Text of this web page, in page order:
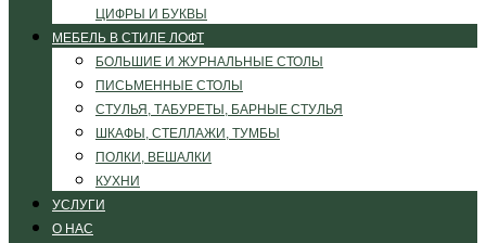
ЦИФРЫ И БУКВЫ
МЕБЕЛЬ В СТИЛЕ ЛОФТ
БОЛЬШИЕ И ЖУРНАЛЬНЫЕ СТОЛЫ
ПИСЬМЕННЫЕ СТОЛЫ
СТУЛЬЯ, ТАБУРЕТЫ, БАРНЫЕ СТУЛЬЯ
ШКАФЫ, СТЕЛЛАЖИ, ТУМБЫ
ПОЛКИ, ВЕШАЛКИ
КУХНИ
УСЛУГИ
О НАС